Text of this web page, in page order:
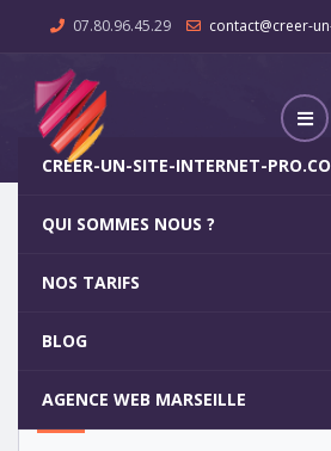
07.80.96.45.29 contact@creer-
CREER-UN-SITE-INTERNET-
QUI SOMMES NOUS ?
NOS TARIFS
BLOG
AGENCE WEB MARSEILLE
Créer un site
15
Votre site internet pour 29€